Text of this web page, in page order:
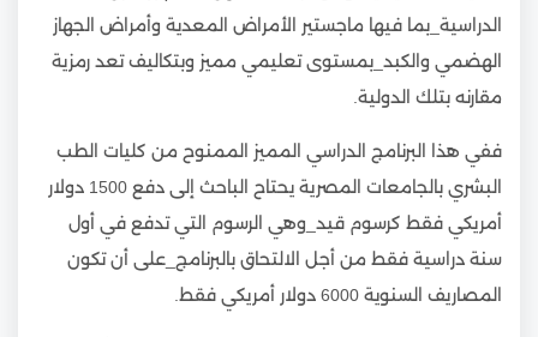
الدراسية_بما فيها ماجستير الأمراض المعدية وأمراض الجهاز
الهضمي والكبد_بمستوى تعليمي مميز وبتكاليف تعد رمزية
مقارنه بتلك الدولية.
ففي هذا البرنامج الدراسي المميز الممنوح من كليات الطب
البشري بالجامعات المصرية يحتاح الباحث إلى دفع 1500 دولار
أمريكي فقط كرسوم قيد_وهي الرسوم التي تدفع في أول
سنة دراسية فقط من أجل الالتحاق بالبرنامج_على أن تكون
المصاريف السنوية 6000 دولار أمريكي فقط.